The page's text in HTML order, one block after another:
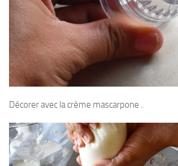
Décorer avec la crème mascarpone .